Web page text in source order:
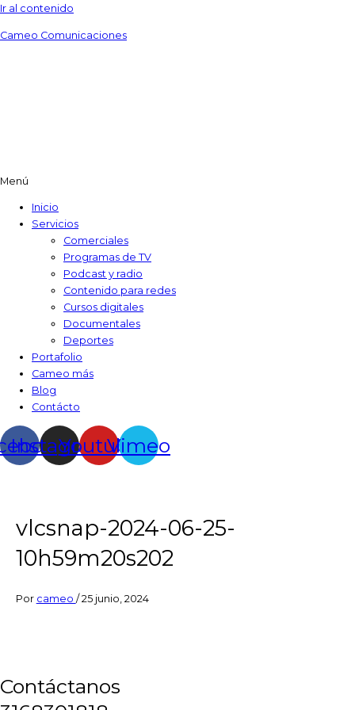
Ir al contenido
Cameo Comunicaciones
Menú
Inicio
Servicios
Comerciales
Programas de TV​
Podcast y radio
Contenido para redes
Cursos digitales​
Documentales
Deportes
Portafolio
Cameo más
Blog
Contácto
Instagram
YoutubeVimeo
vlcsnap-2024-06-25-
10h59m20s202
Por cameo / 25 junio, 2024
Contáctanos